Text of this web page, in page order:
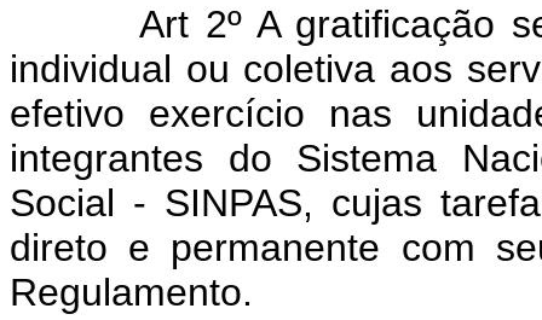
Art 2º A gratificação
individual ou coletiva aos
efetivo exercício nas
integrantes do Sistema
Social - SINPAS, cujas
direto e permanente com
Regulamento.